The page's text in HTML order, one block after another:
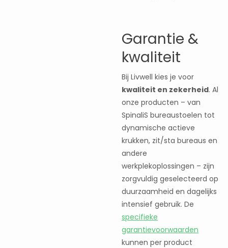
Garantie &
kwaliteit
Bij Livwell kies je voor
kwaliteit en zekerheid. Al
onze producten – van
SpinaliS bureaustoelen tot
dynamische actieve
krukken, zit/sta bureaus en
andere
werkplekoplossingen – zijn
zorgvuldig geselecteerd op
duurzaamheid en dagelijks
intensief gebruik. De
specifieke
garantievoorwaarden
kunnen per product